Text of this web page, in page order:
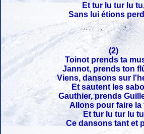
Et tur lu tur lu
Sans lui étions
(2)
Toinot prends ta
Jannot, prends ton
Viens, dansons sur
Et sautent les
Gauthier, prends
Allons pour faire la
Et tur lu tur lu tu
Ce dansons tant et